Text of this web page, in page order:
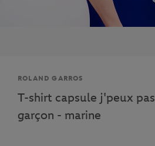
Marque
ROLAND GARROS
T-shirt capsule j'peux
garçon - marine